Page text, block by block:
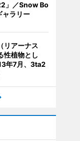
」／Snow Bo
ラリー
リアーナス
植物とし
年7月、3ta2